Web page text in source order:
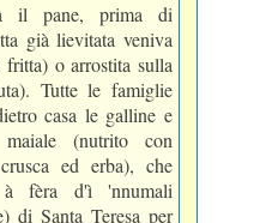
il pane, prima di
già lievitata veniva
o arrostita sulla
Tutte le famiglie
casa le galline e
(nutrito con
ed erba), che
fèra d'ì 'nnumali
di Santa Teresa per